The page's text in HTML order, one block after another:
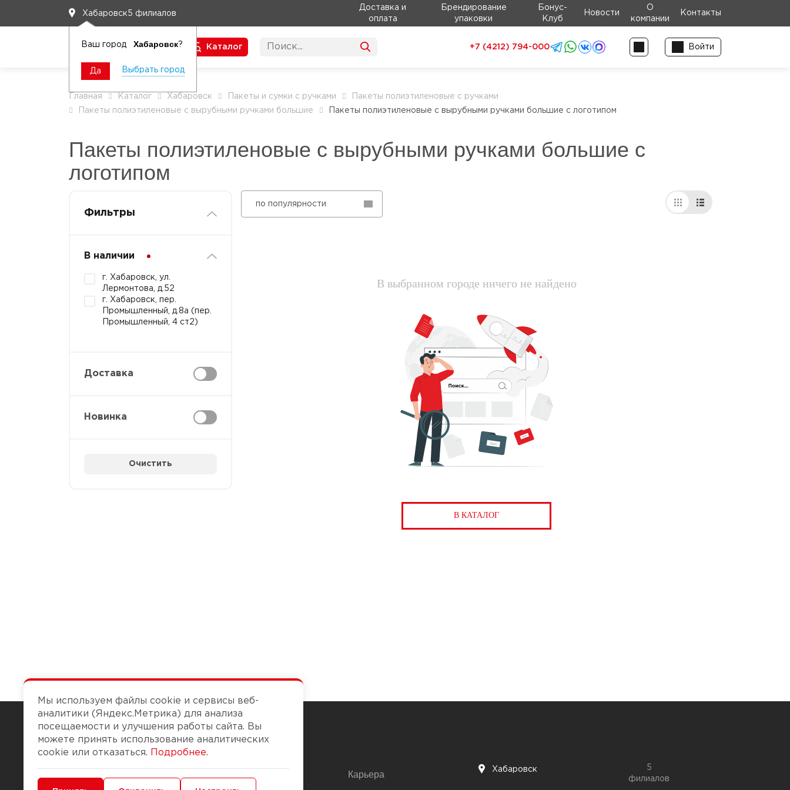
Хабаровск5 филиалов
Ваш город Хабаровск?
Да Выбрать город
Доставка и
оплата
Брендирование
упаковки
Бонус-
Клуб
Новости
О
компании
Контакты
Каталог +7 (4212) 794-000 Войти
Главная Каталог Хабаровск Пакеты и сумки с ручками
Пакеты полиэтиленовые с ручками
Пакеты полиэтиленовые с вырубными ручками большие
Пакеты полиэтиленовые с вырубными ручками большие с логотипом
Пакеты полиэтиленовые с вырубными ручками большие с
логотипом
Фильтры
В наличии
г. Хабаровск, ул.
Лермонтова, д.52
г. Хабаровск, пер.
Промышленный, д.8а (пер.
Промышленный, 4 ст2)
Доставка
Новинка
Очистить
по популярности
В выбранном городе ничего не найдено
В КАТАЛОГ
Чтобы вам легко работалось
Карьера Хабаровск
5
филиалов
Мы используем файлы cookie и сервисы веб-
аналитики (Яндекс.Метрика) для анализа
посещаемости и улучшения работы сайта. Вы
можете принять использование аналитических
cookie или отказаться.
Подробнее.